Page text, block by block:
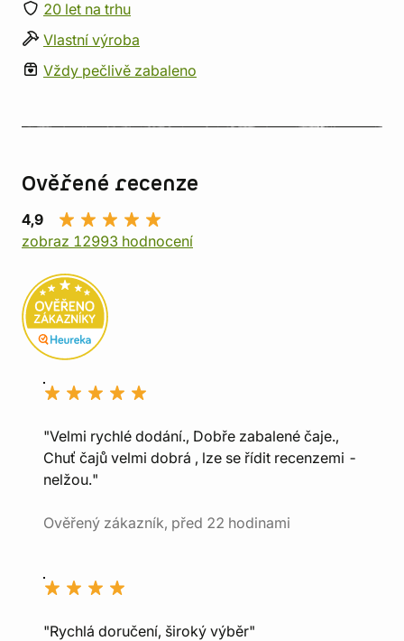
20 let na trhu
Vlastní výroba
Vždy pečlivě zabaleno
Ověřené recenze
4,9
zobraz 12993 hodnocení
"Velmi rychlé dodání., Dobře zabalené čaje.,
Chuť čajů velmi dobrá , lze se řídit recenzemi -
nelžou."
Ověřený zákazník, před 22 hodinami
"Rychlá doručení, široký výběr"